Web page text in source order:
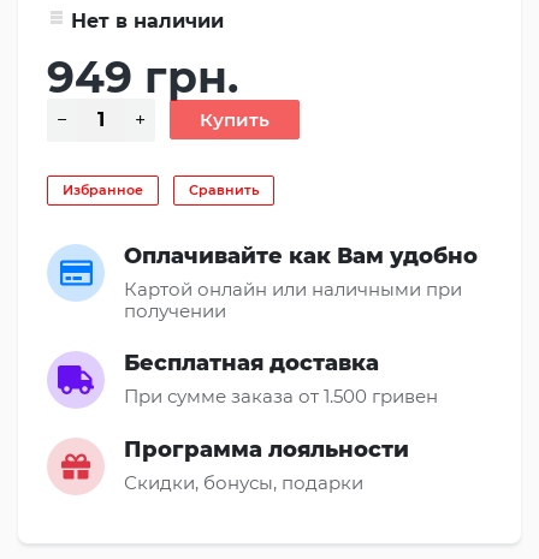
Нет в наличии
949 грн.
Избранное Сравнить
Оплачивайте как Вам удобно
Картой онлайн или наличными при
получении
Бесплатная доставка
При сумме заказа от 1.500 гривен
Программа лояльности
Скидки, бонусы, подарки